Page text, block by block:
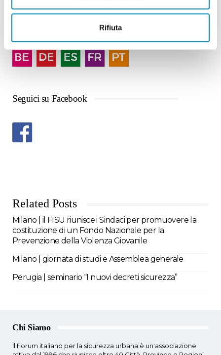
Rifiuta
Seguici su Facebook
Related Posts
Milano | il FISU riunisce i Sindaci per promuovere la
costituzione di un Fondo Nazionale per la
Prevenzione della Violenza Giovanile
Milano | giornata di studi e Assemblea generale
Perugia | seminario “I nuovi decreti sicurezza”
Chi Siamo
Il Forum italiano per la sicurezza urbana è un'associazione